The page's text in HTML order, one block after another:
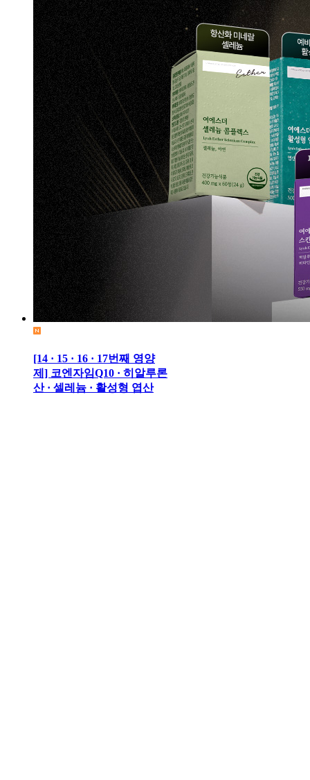
[14 · 15 · 16 · 17번째 영양
제] 코엔자임Q10 · 히알루론
산 · 셀레늄 · 활성형 엽산